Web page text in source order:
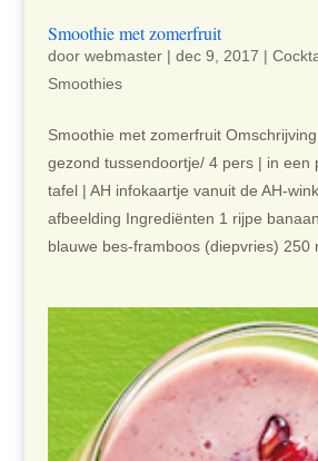
Smoothie met zomerfruit
door webmaster| dec 9, 2017 |
Smoothies
Smoothie met zomerfruit
gezond tussendoortje/ 4 pers | in een
tafel | AH infokaartje vanuit de AH-
afbeelding Ingrediënten 1 rijpe
blauwe bes-framboos (diepvries) 250